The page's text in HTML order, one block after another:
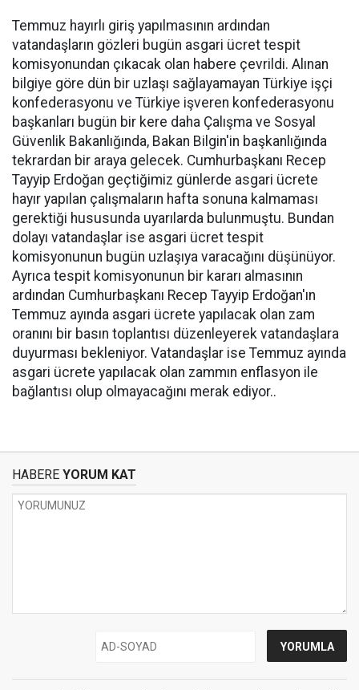
Temmuz hayırlı giriş yapılmasının ardından
vatandaşların gözleri bugün asgari ücret tespit
komisyonundan çıkacak olan habere çevrildi. Alınan
bilgiye göre dün bir uzlaşı sağlayamayan Türkiye işçi
konfederasyonu ve Türkiye işveren konfederasyonu
başkanları bugün bir kere daha Çalışma ve Sosyal
Güvenlik Bakanlığında, Bakan Bilgin'in başkanlığında
tekrardan bir araya gelecek. Cumhurbaşkanı Recep
Tayyip Erdoğan geçtiğimiz günlerde asgari ücrete
hayır yapılan çalışmaların hafta sonuna kalmaması
gerektiği hususunda uyarılarda bulunmuştu. Bundan
dolayı vatandaşlar ise asgari ücret tespit
komisyonunun bugün uzlaşıya varacağını düşünüyor.
Ayrıca tespit komisyonunun bir kararı almasının
ardından Cumhurbaşkanı Recep Tayyip Erdoğan'ın
Temmuz ayında asgari ücrete yapılacak olan zam
oranını bir basın toplantısı düzenleyerek vatandaşlara
duyurması bekleniyor. Vatandaşlar ise Temmuz ayında
asgari ücrete yapılacak olan zammın enflasyon ile
bağlantısı olup olmayacağını merak ediyor..
HABERE YORUM KAT